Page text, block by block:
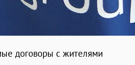
договоры с жителями